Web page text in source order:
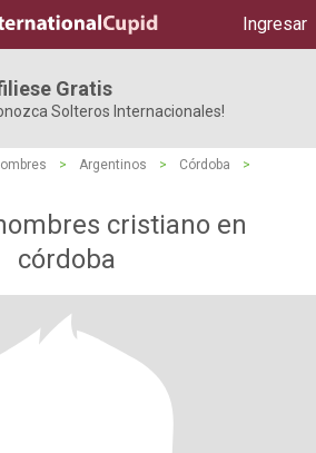
Ingresar
Gratis
Solteros Internacionales!
> Argentinos > Córdoba
>
cristiano en
córdoba